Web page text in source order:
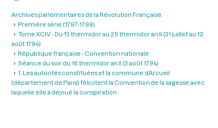
Archives parlementaires de la Révolution Française
Première série (1787-1799)
Tome XCIV - Du 13 thermidor au 25 thermidor an II (31 juillet au 12
août 1794)
République française - Convention nationale
Séance du soir du 16 thermidor an II (3 août 1794)
1. Les autorités constituées et la commune d’Arcueil
(département de Paris) félicitent la Convention de la sagesse avec
laquelle elle a déjoué la conspiration